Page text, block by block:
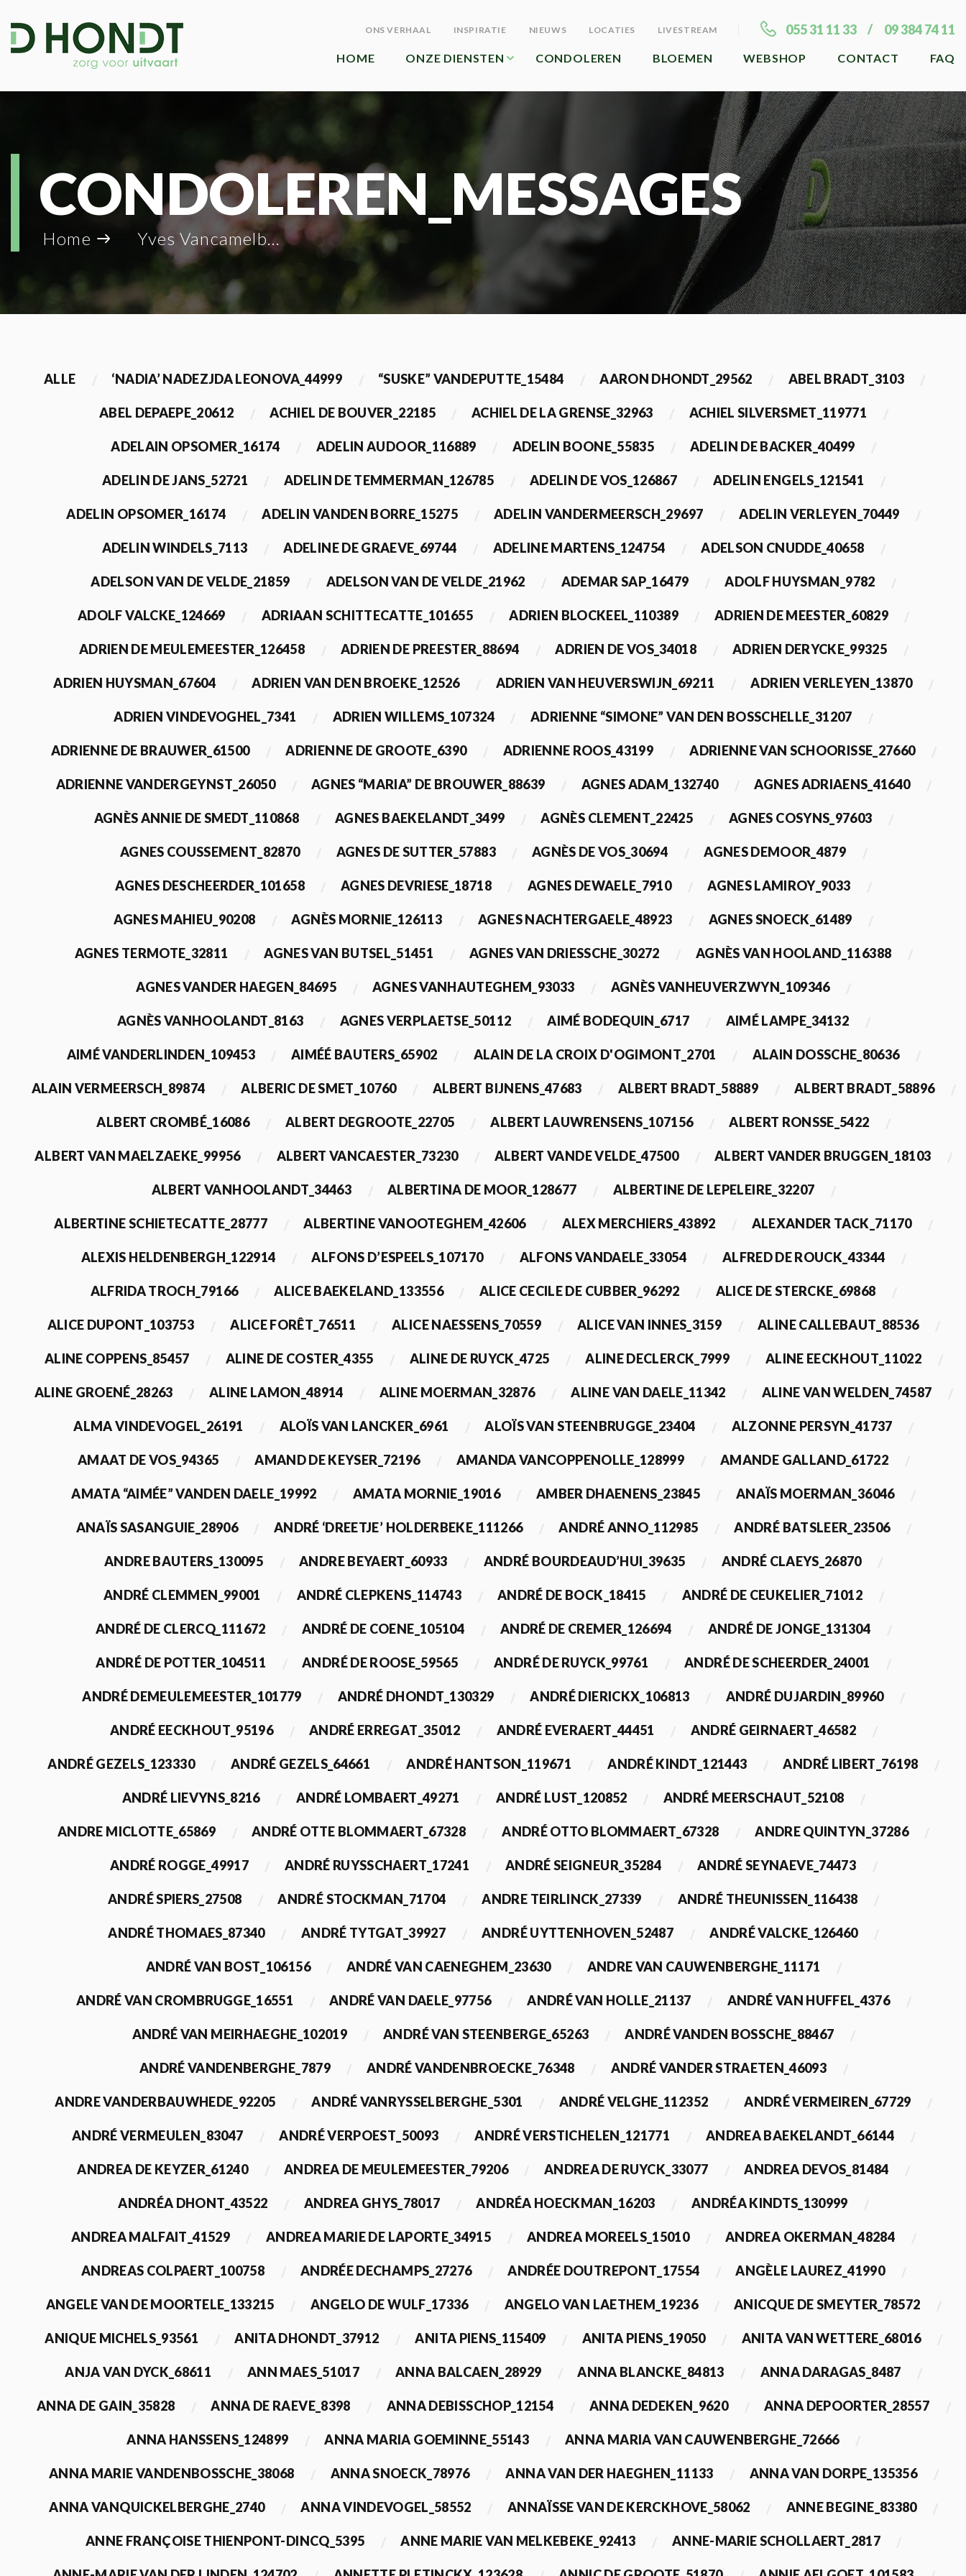
ONS VERHAAL INSPIRATIE NIEUWS LOCATIES LIVESTREAM 055 31 11 33 09 384 74 11
HOME ONZE DIENSTEN CONDOLEREN BLOEMEN WEBSHOP CONTACT FAQ
CONDOLEREN_MESSAGES
Home Yves Vancamelbeke_84524
ALLE ‘NADIA’ NADEZJDA LEONOVA_44999 “SUSKE” VANDEPUTTE_15484 AARON DHONDT_29562 ABEL BRADT_3103
ABEL DEPAEPE_20612 ACHIEL DE BOUVER_22185 ACHIEL DE LA GRENSE_32963 ACHIEL SILVERSMET_119771
ADELAIN OPSOMER_16174 ADELIN AUDOOR_116889 ADELIN BOONE_55835 ADELIN DE BACKER_40499
ADELIN DE JANS_52721 ADELIN DE TEMMERMAN_126785 ADELIN DE VOS_126867 ADELIN ENGELS_121541
ADELIN OPSOMER_16174 ADELIN VANDEN BORRE_15275 ADELIN VANDERMEERSCH_29697 ADELIN VERLEYEN_70449
ADELIN WINDELS_7113 ADELINE DE GRAEVE_69744 ADELINE MARTENS_124754 ADELSON CNUDDE_40658
ADELSON VAN DE VELDE_21859 ADELSON VAN DE VELDE_21962 ADEMAR SAP_16479 ADOLF HUYSMAN_9782
ADOLF VALCKE_124669 ADRIAAN SCHITTECATTE_101655 ADRIEN BLOCKEEL_110389 ADRIEN DE MEESTER_60829
ADRIEN DE MEULEMEESTER_126458 ADRIEN DE PREESTER_88694 ADRIEN DE VOS_34018 ADRIEN DERYCKE_99325
ADRIEN HUYSMAN_67604 ADRIEN VAN DEN BROEKE_12526 ADRIEN VAN HEUVERSWIJN_69211 ADRIEN VERLEYEN_13870
ADRIEN VINDEVOGHEL_7341 ADRIEN WILLEMS_107324 ADRIENNE “SIMONE” VAN DEN BOSSCHELLE_31207
ADRIENNE DE BRAUWER_61500 ADRIENNE DE GROOTE_6390 ADRIENNE ROOS_43199 ADRIENNE VAN SCHOORISSE_27660
ADRIENNE VANDERGEYNST_26050 AGNES “MARIA” DE BROUWER_88639 AGNES ADAM_132740 AGNES ADRIAENS_41640
AGNÈS ANNIE DE SMEDT_110868 AGNES BAEKELANDT_3499 AGNÈS CLEMENT_22425 AGNES COSYNS_97603
AGNES COUSSEMENT_82870 AGNES DE SUTTER_57883 AGNÈS DE VOS_30694 AGNES DEMOOR_4879
AGNES DESCHEERDER_101658 AGNES DEVRIESE_18718 AGNES DEWAELE_7910 AGNES LAMIROY_9033
AGNES MAHIEU_90208 AGNÈS MORNIE_126113 AGNES NACHTERGAELE_48923 AGNES SNOECK_61489
AGNES TERMOTE_32811 AGNES VAN BUTSEL_51451 AGNES VAN DRIESSCHE_30272 AGNÈS VAN HOOLAND_116388
AGNES VANDER HAEGEN_84695 AGNES VANHAUTEGHEM_93033 AGNÈS VANHEUVERZWYN_109346
AGNÈS VANHOOLANDT_8163 AGNES VERPLAETSE_50112 AIMÉ BODEQUIN_6717 AIMÉ LAMPE_34132
AIMÉ VANDERLINDEN_109453 AIMÉÉ BAUTERS_65902 ALAIN DE LA CROIX D'OGIMONT_2701 ALAIN DOSSCHE_80636
ALAIN VERMEERSCH_89874 ALBERIC DE SMET_10760 ALBERT BIJNENS_47683 ALBERT BRADT_58889 ALBERT BRADT_58896
ALBERT CROMBÉ_16086 ALBERT DEGROOTE_22705 ALBERT LAUWRENSENS_107156 ALBERT RONSSE_5422
ALBERT VAN MAELZAEKE_99956 ALBERT VANCAESTER_73230 ALBERT VANDE VELDE_47500 ALBERT VANDER BRUGGEN_18103
ALBERT VANHOOLANDT_34463 ALBERTINA DE MOOR_128677 ALBERTINE DE LEPELEIRE_32207
ALBERTINE SCHIETECATTE_28777 ALBERTINE VANOOTEGHEM_42606 ALEX MERCHIERS_43892 ALEXANDER TACK_71170
ALEXIS HELDENBERGH_122914 ALFONS D’ESPEELS_107170 ALFONS VANDAELE_33054 ALFRED DE ROUCK_43344
ALFRIDA TROCH_79166 ALICE BAEKELAND_133556 ALICE CECILE DE CUBBER_96292 ALICE DE STERCKE_69868
ALICE DUPONT_103753 ALICE FORÊT_76511 ALICE NAESSENS_70559 ALICE VAN INNES_3159 ALINE CALLEBAUT_88536
ALINE COPPENS_85457 ALINE DE COSTER_4355 ALINE DE RUYCK_4725 ALINE DECLERCK_7999 ALINE EECKHOUT_11022
ALINE GROENÉ_28263 ALINE LAMON_48914 ALINE MOERMAN_32876 ALINE VAN DAELE_11342 ALINE VAN WELDEN_74587
ALMA VINDEVOGEL_26191 ALOÏS VAN LANCKER_6961 ALOÏS VAN STEENBRUGGE_23404 ALZONNE PERSYN_41737
AMAAT DE VOS_94365 AMAND DE KEYSER_72196 AMANDA VANCOPPENOLLE_128999 AMANDE GALLAND_61722
AMATA “AIMÉE” VANDEN DAELE_19992 AMATA MORNIE_19016 AMBER DHAENENS_23845 ANAÏS MOERMAN_36046
ANAÏS SASANGUIE_28906 ANDRÉ ‘DREETJE’ HOLDERBEKE_111266 ANDRÉ ANNO_112985 ANDRÉ BATSLEER_23506
ANDRE BAUTERS_130095 ANDRE BEYAERT_60933 ANDRÉ BOURDEAUD’HUI_39635 ANDRÉ CLAEYS_26870
ANDRÉ CLEMMEN_99001 ANDRÉ CLEPKENS_114743 ANDRÉ DE BOCK_18415 ANDRÉ DE CEUKELIER_71012
ANDRÉ DE CLERCQ_111672 ANDRÉ DE COENE_105104 ANDRÉ DE CREMER_126694 ANDRÉ DE JONGE_131304
ANDRÉ DE POTTER_104511 ANDRÉ DE ROOSE_59565 ANDRÉ DE RUYCK_99761 ANDRÉ DE SCHEERDER_24001
ANDRÉ DEMEULEMEESTER_101779 ANDRÉ DHONDT_130329 ANDRÉ DIERICKX_106813 ANDRÉ DUJARDIN_89960
ANDRÉ EECKHOUT_95196 ANDRÉ ERREGAT_35012 ANDRÉ EVERAERT_44451 ANDRÉ GEIRNAERT_46582
ANDRÉ GEZELS_123330 ANDRÉ GEZELS_64661 ANDRÉ HANTSON_119671 ANDRÉ KINDT_121443 ANDRÉ LIBERT_76198
ANDRÉ LIEVYNS_8216 ANDRÉ LOMBAERT_49271 ANDRÉ LUST_120852 ANDRÉ MEERSCHAUT_52108
ANDRE MICLOTTE_65869 ANDRÉ OTTE BLOMMAERT_67328 ANDRÉ OTTO BLOMMAERT_67328 ANDRE QUINTYN_37286
ANDRÉ ROGGE_49917 ANDRÉ RUYSSCHAERT_17241 ANDRÉ SEIGNEUR_35284 ANDRÉ SEYNAEVE_74473
ANDRÉ SPIERS_27508 ANDRÉ STOCKMAN_71704 ANDRE TEIRLINCK_27339 ANDRÉ THEUNISSEN_116438
ANDRÉ THOMAES_87340 ANDRÉ TYTGAT_39927 ANDRÉ UYTTENHOVEN_52487 ANDRÉ VALCKE_126460
ANDRÉ VAN BOST_106156 ANDRÉ VAN CAENEGHEM_23630 ANDRE VAN CAUWENBERGHE_11171
ANDRÉ VAN CROMBRUGGE_16551 ANDRÉ VAN DAELE_97756 ANDRÉ VAN HOLLE_21137 ANDRÉ VAN HUFFEL_4376
ANDRÉ VAN MEIRHAEGHE_102019 ANDRÉ VAN STEENBERGE_65263 ANDRÉ VANDEN BOSSCHE_88467
ANDRÉ VANDENBERGHE_7879 ANDRÉ VANDENBROECKE_76348 ANDRÉ VANDER STRAETEN_46093
ANDRE VANDERBAUWHEDE_92205 ANDRÉ VANRYSSELBERGHE_5301 ANDRÉ VELGHE_112352 ANDRÉ VERMEIREN_67729
ANDRÉ VERMEULEN_83047 ANDRÉ VERPOEST_50093 ANDRÉ VERSTICHELEN_121771 ANDREA BAEKELANDT_66144
ANDREA DE KEYZER_61240 ANDREA DE MEULEMEESTER_79206 ANDREA DE RUYCK_33077 ANDREA DEVOS_81484
ANDRÉA DHONT_43522 ANDREA GHYS_78017 ANDRÉA HOECKMAN_16203 ANDRÉA KINDTS_130999
ANDREA MALFAIT_41529 ANDREA MARIE DE LAPORTE_34915 ANDREA MOREELS_15010 ANDREA OKERMAN_48284
ANDREAS COLPAERT_100758 ANDRÉE DECHAMPS_27276 ANDRÉE DOUTREPONT_17554 ANGÈLE LAUREZ_41990
ANGELE VAN DE MOORTELE_133215 ANGELO DE WULF_17336 ANGELO VAN LAETHEM_19236 ANICQUE DE SMEYTER_78572
ANIQUE MICHELS_93561 ANITA DHONDT_37912 ANITA PIENS_115409 ANITA PIENS_19050 ANITA VAN WETTERE_68016
ANJA VAN DYCK_68611 ANN MAES_51017 ANNA BALCAEN_28929 ANNA BLANCKE_84813 ANNA DARAGAS_8487
ANNA DE GAIN_35828 ANNA DE RAEVE_8398 ANNA DEBISSCHOP_12154 ANNA DEDEKEN_9620 ANNA DEPOORTER_28557
ANNA HANSSENS_124899 ANNA MARIA GOEMINNE_55143 ANNA MARIA VAN CAUWENBERGHE_72666
ANNA MARIE VANDENBOSSCHE_38068 ANNA SNOECK_78976 ANNA VAN DER HAEGHEN_11133 ANNA VAN DORPE_135356
ANNA VANQUICKELBERGHE_2740 ANNA VINDEVOGEL_58552 ANNAÏSSE VAN DE KERCKHOVE_58062 ANNE BEGINE_83380
ANNE FRANÇOISE THIENPONT-DINCQ_5395 ANNE MARIE VAN MELKEBEKE_92413 ANNE-MARIE SCHOLLAERT_2817